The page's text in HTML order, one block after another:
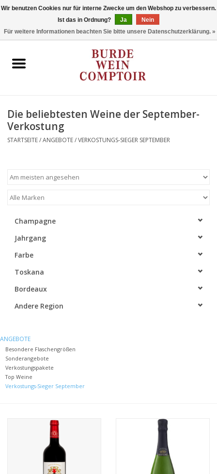
Stil
Die beliebtesten Weine der September-
Verkostung
STARTSEITE/ANGEBOTE/VERKOSTUNGS-SIEGER SEPTEMBER
Champagne
Jahrgang
Farbe
Toskana
Bordeaux
Andere Region
ANGEBOTE
Besondere Flaschengrößen
Sonderangebote
Verkostungspakete
Top Weine
Verkostungs-Sieger September
Wir benutzen Cookies nur für interne Zwecke um den Webshop zu verbessern.
Ist das in Ordnung?
Ja
Nein
Für weitere Informationen beachten Sie bitte unsere Datenschutzerklärung. »